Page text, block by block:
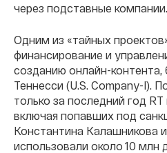
через подставные компании.
Одним из «тайных
финансирование и
созданию онлайн-
Теннесси (U.S. Company-I).
только за последний год RT
включая попавших под
Константина Калашникова
использовали около 10